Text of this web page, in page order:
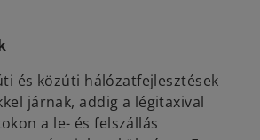
és közúti hálózatfejlesztések
járnak, addig a légitaxival
a le- és felszállás